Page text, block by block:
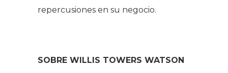
repercusiones en su negocio.
SOBRE WILLIS TOWERS WATSON